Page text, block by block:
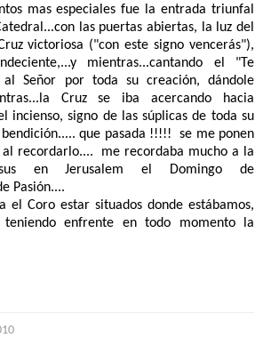
mas especiales fue la entrada triunfal
las puertas abiertas, la luz del
victoriosa ("con este signo vencerás"),
mientras...cantando el "Te
al Señor por toda su creación, dándole
Cruz se iba acercando hacia
incienso, signo de las súplicas de toda su
que pasada !!!!! se me ponen
al recordarlo.... me recordaba mucho a la
en Jerusalem el Domingo de
Pasión....
el Coro estar situados donde estábamos,
enfrente en todo momento la